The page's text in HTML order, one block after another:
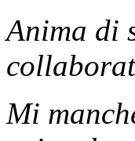
Anima di
Mi